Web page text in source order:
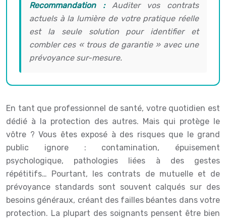
Recommandation :Auditer vos contrats
actuels à la lumière de votre pratique réelle
est la seule solution pour identifier et
combler ces « trous de garantie » avec une
prévoyance sur-mesure.
En tant que professionnel de santé, votre quotidien est
dédié à la protection des autres. Mais qui protège le
vôtre ? Vous êtes exposé à des risques que le grand
public ignore : contamination, épuisement
psychologique, pathologies liées à des gestes
répétitifs… Pourtant, les contrats de mutuelle et de
prévoyance standards sont souvent calqués sur des
besoins généraux, créant des failles béantes dans votre
protection. La plupart des soignants pensent être bien